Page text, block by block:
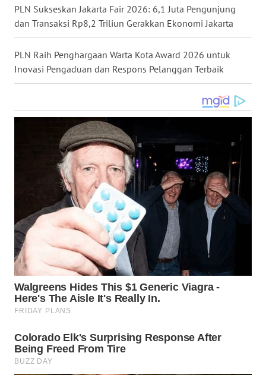
PLN Sukseskan Jakarta Fair 2026: 6,1 Juta Pengunjung
dan Transaksi Rp8,2 Triliun Gerakkan Ekonomi Jakarta
PLN Raih Penghargaan Warta Kota Award 2026 untuk
Inovasi Pengaduan dan Respons Pelanggan Terbaik
NTB
WN
SULTENG
WN
WN
SUMSEL
BENGKULU
WN
LAMPUNG
WN
JATENG